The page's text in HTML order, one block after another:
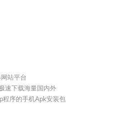
站平台
速下载海量国内外
程序的手机Apk安装包